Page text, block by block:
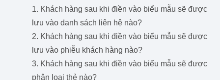
1. Khách hàng sau khi điền vào biểu mẫu sẽ được
lưu vào danh sách liên hệ nào?
2. Khách hàng sau khi điền vào biểu mẫu sẽ được
lưu vào phiễu khách hàng nào?
3. Khách hàng sau khi điền vào biểu mẫu sẽ được
phân loại thẻ nào?